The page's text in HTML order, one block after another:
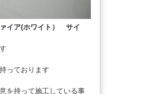
イア(ホワイト） サイ
っております
を持って施工している事